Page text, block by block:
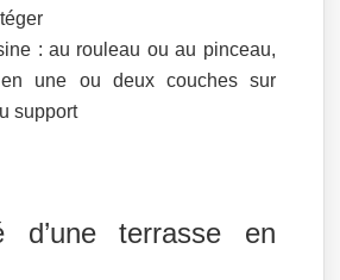
: au rouleau ou au pinceau,
une ou deux couches sur
support
d’une terrasse en